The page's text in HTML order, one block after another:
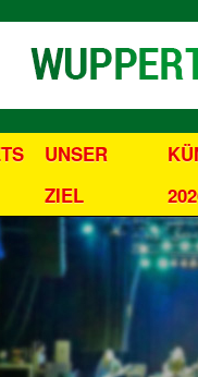
UNSER
ZIEL